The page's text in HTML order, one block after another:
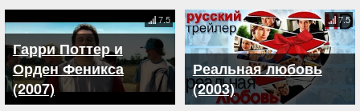
Гарри Поттер и
Орден Феникса
(2007)
7.5
Реальная любовь
(2003)
7.5